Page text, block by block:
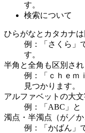
す。
検索について
ひらがなとカタカナ
例：「さくら」
す。
半角と全角も区別さ
例：「ｃｈｅｍ
見つかります。
アルファベットの大
例：「ABC」と
濁点・半濁点（が／
例：「かばん」